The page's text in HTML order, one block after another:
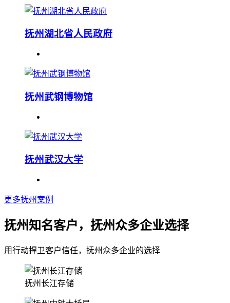
抚州湖北省人民政府
抚州武钢博物馆
抚州武汉大学
更多抚州案例
抚州知名客户，抚州众多企业选择
用行动捍卫客户信任，抚州众多企业的选择
抚州长江存储